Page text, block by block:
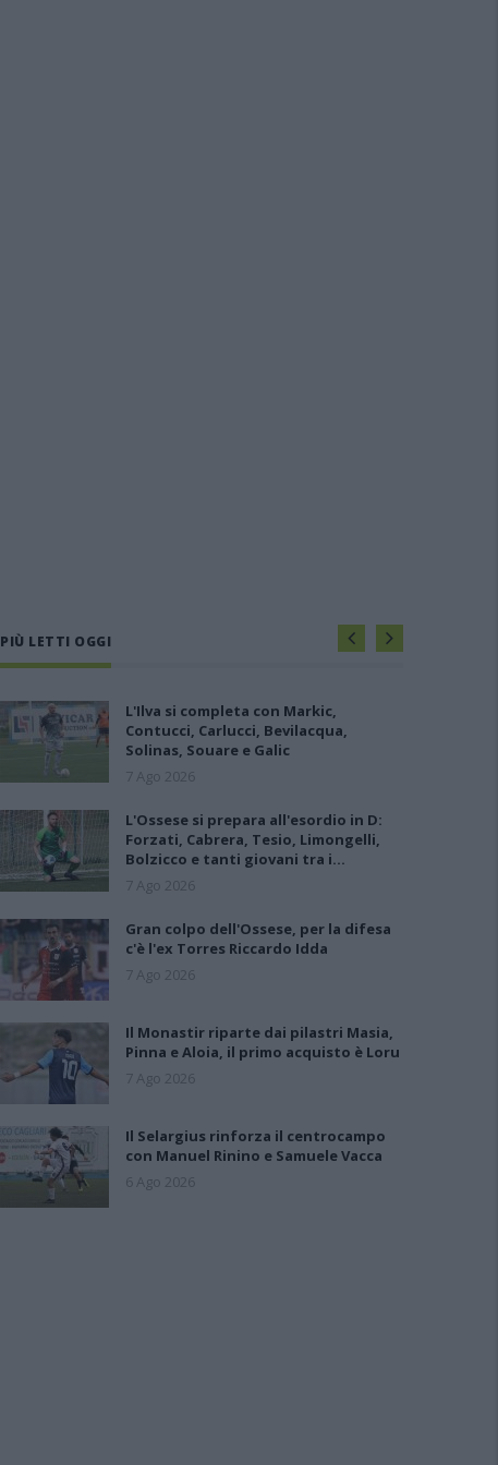
PIÙ LETTI OGGI
L'Ilva si completa con Markic,
Contucci, Carlucci, Bevilacqua,
Solinas, Souare e Galic
7 Ago 2026
L'Ossese si prepara all'esordio in D:
Forzati, Cabrera, Tesio, Limongelli,
Bolzicco e tanti giovani tra i…
7 Ago 2026
Gran colpo dell'Ossese, per la difesa
c'è l'ex Torres Riccardo Idda
7 Ago 2026
Il Monastir riparte dai pilastri Masia,
Pinna e Aloia, il primo acquisto è Loru
7 Ago 2026
Il Selargius rinforza il centrocampo
con Manuel Rinino e Samuele Vacca
6 Ago 2026